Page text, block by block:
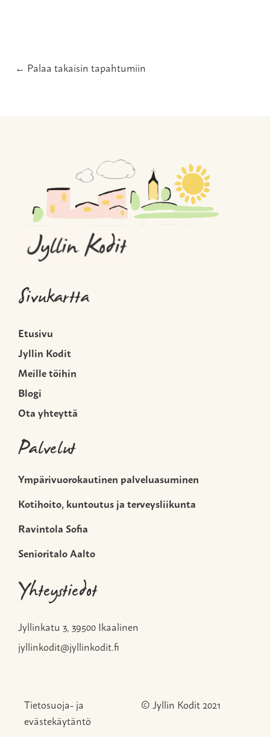
← Palaa takaisin tapahtumiin
Sivukartta
Etusivu
Jyllin Kodit
Meille töihin
Blogi
Ota yhteyttä
Palvelut
Ympärivuorokautinen palveluasuminen
Kotihoito, kuntoutus ja terveysliikunta
Ravintola Sofia
Senioritalo Aalto
Yhteystiedot
Jyllinkatu 3, 39500 Ikaalinen
jyllinkodit@jyllinkodit.fi
© Jyllin Kodit 2021
Tietosuoja- ja
evästekäytäntö